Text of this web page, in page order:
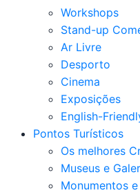
Workshops
Stand-up
Ar Livre
Desporto
Cinema
Exposições
English-
Pontos Turísticos
Os melhores
Museus e
Monumentos